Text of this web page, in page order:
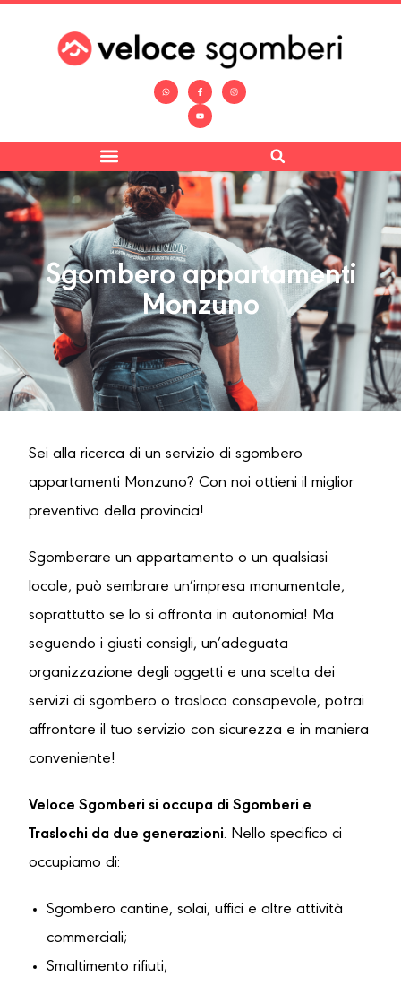
Sgombero appartamenti
Monzuno
Sei alla ricerca di un servizio di sgombero
appartamenti Monzuno? Con noi ottieni il miglior
preventivo della provincia!
Sgomberare un appartamento o un qualsiasi
locale, può sembrare un’impresa monumentale,
soprattutto se lo si affronta in autonomia! Ma
seguendo i giusti consigli, un’adeguata
organizzazione degli oggetti e una scelta dei
servizi di sgombero o trasloco consapevole, potrai
affrontare il tuo servizio con sicurezza e in maniera
conveniente!
Veloce Sgomberi si occupa di Sgomberi e
Traslochi da due generazioni. Nello specifico ci
occupiamo di:
Sgombero cantine, solai, uffici e altre attività
commerciali;
Smaltimento rifiuti;